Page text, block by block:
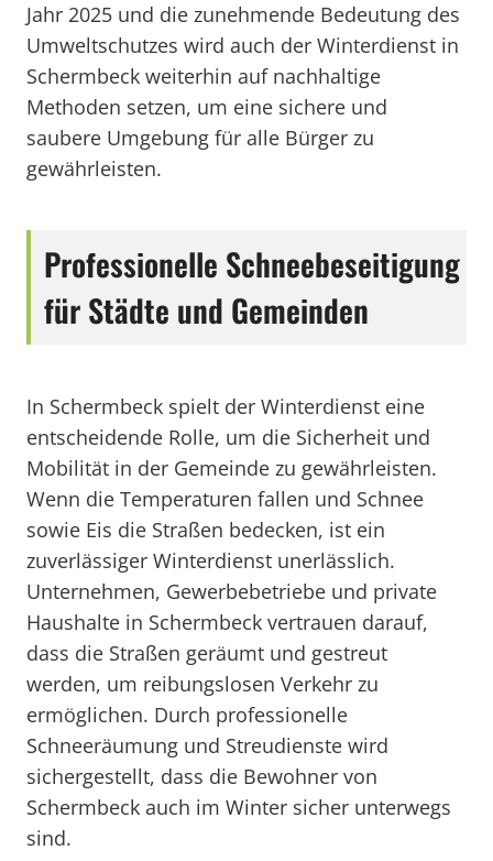
Jahr 2025 und die zunehmende Bedeutung des
Umweltschutzes wird auch der Winterdienst in
Schermbeck weiterhin auf nachhaltige
Methoden setzen, um eine sichere und
saubere Umgebung für alle Bürger zu
gewährleisten.
Professionelle Schneebeseitigung
für Städte und Gemeinden
In Schermbeck spielt der Winterdienst eine
entscheidende Rolle, um die Sicherheit und
Mobilität in der Gemeinde zu gewährleisten.
Wenn die Temperaturen fallen und Schnee
sowie Eis die Straßen bedecken, ist ein
zuverlässiger Winterdienst unerlässlich.
Unternehmen, Gewerbebetriebe und private
Haushalte in Schermbeck vertrauen darauf,
dass die Straßen geräumt und gestreut
werden, um reibungslosen Verkehr zu
ermöglichen. Durch professionelle
Schneeräumung und Streudienste wird
sichergestellt, dass die Bewohner von
Schermbeck auch im Winter sicher unterwegs
sind.